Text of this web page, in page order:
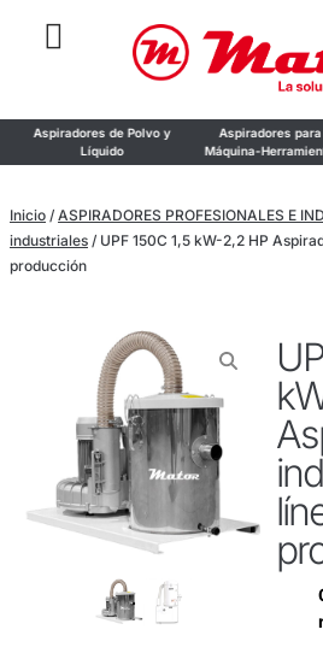
Aspiradores de Polvo y
Líquido
Aspiradores para
Máquina-
Inicio / ASPIRADORES PROFESIONALES E
industriales / UPF 150C 1,5 kW-2,2 HP
producción